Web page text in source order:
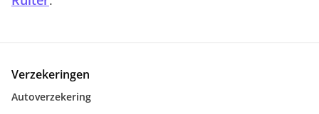
Verzekeringen
Autoverzekering